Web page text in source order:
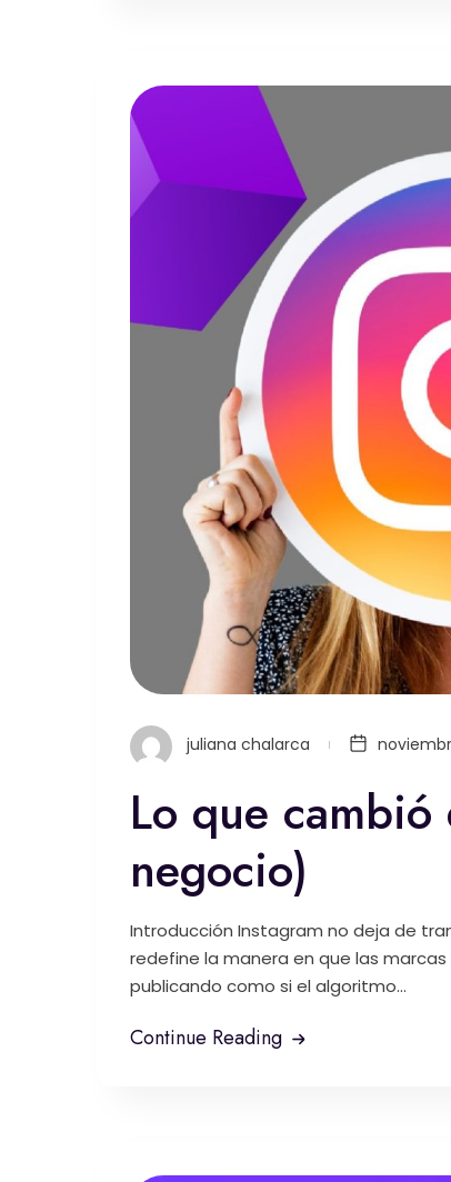
juliana chalarca
Lo que cambió
negocio)
Introducción Instagram no deja de
redefine la manera en que las
publicando como si el algoritmo...
Continue Reading